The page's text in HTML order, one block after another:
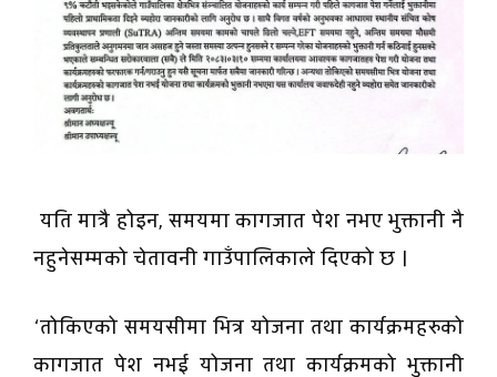
यति मात्रै होइन, समयमा कागजात पेश नभए भुक्तानी नै
नहुनेसम्मको चेतावनी गाउँपालिकाले दिएको छ ।
‘तोकिएको समयसीमा भित्र योजना तथा कार्यक्रमहरुको
कागजात पेश नभई योजना तथा कार्यक्रमको भुक्तानी